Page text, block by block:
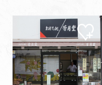
す。 いつごろ、どんな長者
が住んでいたのか明らかで
はなく、考古学的には、奈
良時代のものと考えられる
土師器（はじき）や須恵器
（すえき）の破片を見るこ
マイ
ペー
ジに
追加